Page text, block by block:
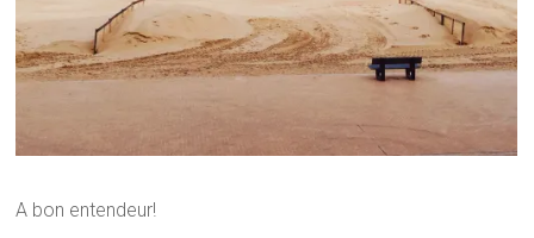
A bon entendeur!